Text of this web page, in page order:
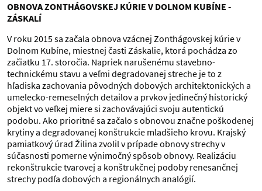
OBNOVA ZONTHÁGOVSKEJ KÚRIE V DOLNOM KUBÍNE -
ZÁSKALÍ
V roku 2015 sa začala obnova vzácnej Zonthágovskej kúrie v
Dolnom Kubíne, miestnej časti Záskalie, ktorá pochádza zo
začiatku 17. storočia. Napriek narušenému stavebno-
technickému stavu a veľmi degradovanej streche je to z
hľadiska zachovania pôvodných dobových architektonických a
umelecko-remeselných detailov a prvkov jedinečný historický
objekt vo veľkej miere si zachovávajúci svoju autentickú
podobu. Ako prioritné sa začalo s obnovou značne poškodenej
krytiny a degradovanej konštrukcie mladšieho krovu. Krajský
pamiatkový úrad Žilina zvolil v prípade obnovy strechy v
súčasnosti pomerne výnimočný spôsob obnovy. Realizáciu
rekonštrukcie tvarovej a konštrukčnej podoby renesančnej
strechy podľa dobových a regionálnych analógií.